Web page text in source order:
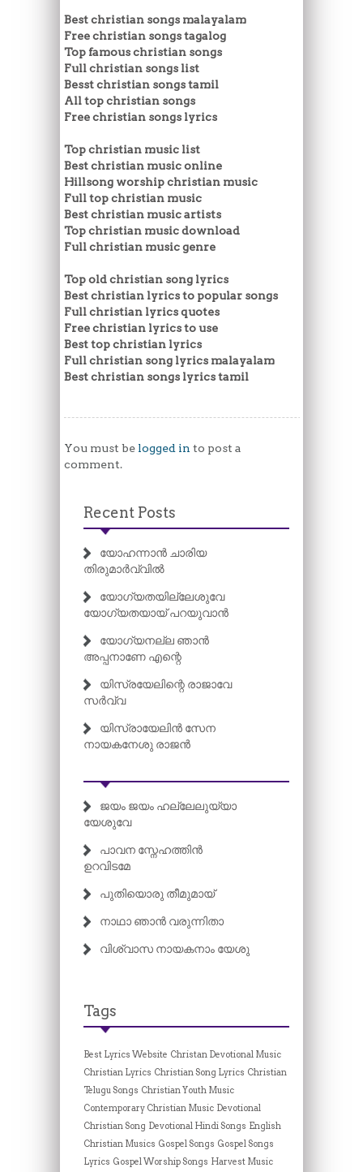
Best christian songs malayalam
Free christian songs tagalog
Top famous christian songs
Full christian songs list
Besst christian songs tamil
All top christian songs
Free christian songs lyrics
Top christian music list
Best christian music online
Hillsong worship christian music
Full top christian music
Best christian music artists
Top christian music download
Full christian music genre
Top old christian song lyrics
Best christian lyrics to popular songs
Full christian lyrics quotes
Free christian lyrics to use
Best top christian lyrics
Full christian song lyrics malayalam
Best christian songs lyrics tamil
You must be logged in to post a
comment.
Recent Posts
യോഹന്നാൻ ചാരിയ
തിരുമാർവ്വിൽ
യോഗ്യതയില്ലേശുവേ
യോഗ്യതയായ് പറയുവാൻ
യോഗ്യനല്ല ഞാൻ
അപ്പനാണേ എന്റെ
യിസ്രയേലിന്റെ രാജാവേ
സർവ്വ
യിസ്രായേലിൻ സേന
നായകനേശു രാജൻ
ജയം ജയം ഹല്ലേലുയ്യാ
യേശുവേ
പാവന സ്നേഹത്തിൻ
ഉറവിടമേ
പുതിയൊരു തീമുമായ്
നാഥാ ഞാൻ വരുന്നിതാ
വിശ്വാസ നായകനാം യേശു
Tags
Best Lyrics Website Christan Devotional Music
Christian Lyrics Christian Song Lyrics Christian
Telugu Songs Christian Youth Music
Contemporary Christian Music Devotional
Christian Song Devotional Hindi Songs English
Christian Musics Gospel Songs Gospel Songs
Lyrics Gospel Worship Songs Harvest Music